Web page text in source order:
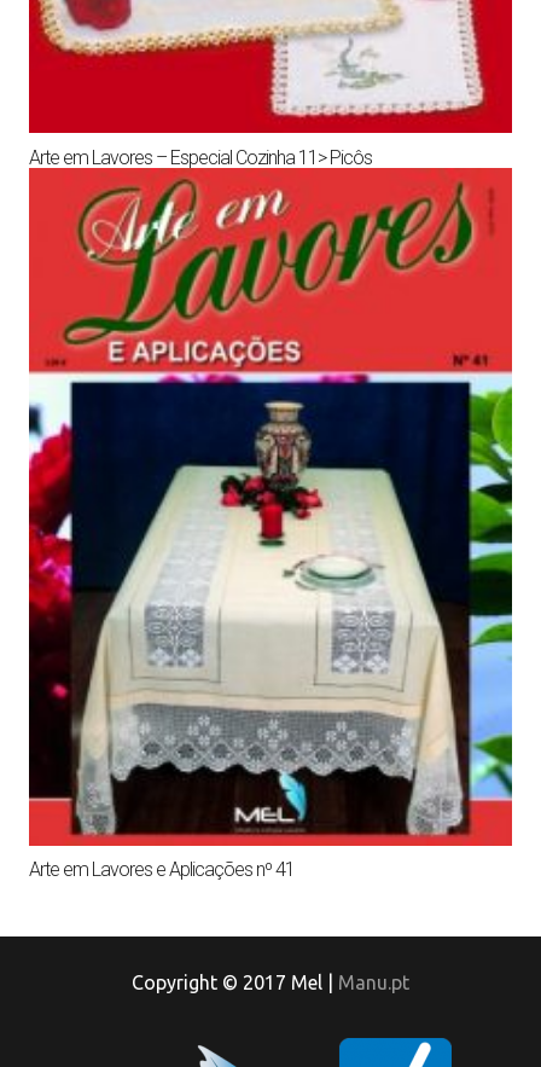
Arte em Lavores – Especial Cozinha 11> Picôs
Arte em Lavores e Aplicações nº 41
Copyright © 2017 Mel | Manu.pt